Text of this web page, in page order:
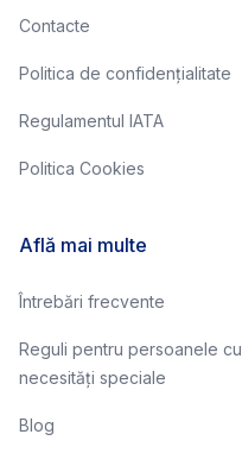
Contacte
Politica de confidențialitate
Regulamentul IATA
Politica Cookies
Află mai multe
Întrebări frecvente
Reguli pentru persoanele cu
necesități speciale
Blog